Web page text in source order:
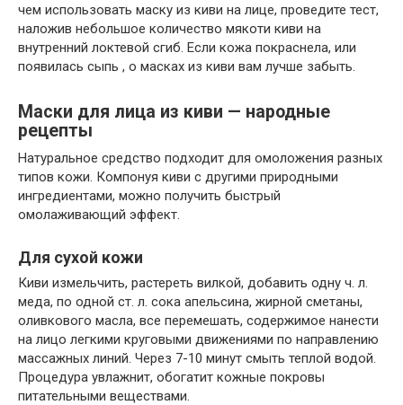
чем использовать маску из киви на лице, проведите тест,
наложив небольшое количество мякоти киви на
внутренний локтевой сгиб. Если кожа покраснела, или
появилась сыпь , о масках из киви вам лучше забыть.
Маски для лица из киви — народные
рецепты
Натуральное средство подходит для омоложения разных
типов кожи. Компонуя киви с другими природными
ингредиентами, можно получить быстрый
омолаживающий эффект.
Для сухой кожи
Киви измельчить, растереть вилкой, добавить одну ч. л.
меда, по одной ст. л. сока апельсина, жирной сметаны,
оливкового масла, все перемешать, содержимое нанести
на лицо легкими круговыми движениями по направлению
массажных линий. Через 7-10 минут смыть теплой водой.
Процедура увлажнит, обогатит кожные покровы
питательными веществами.